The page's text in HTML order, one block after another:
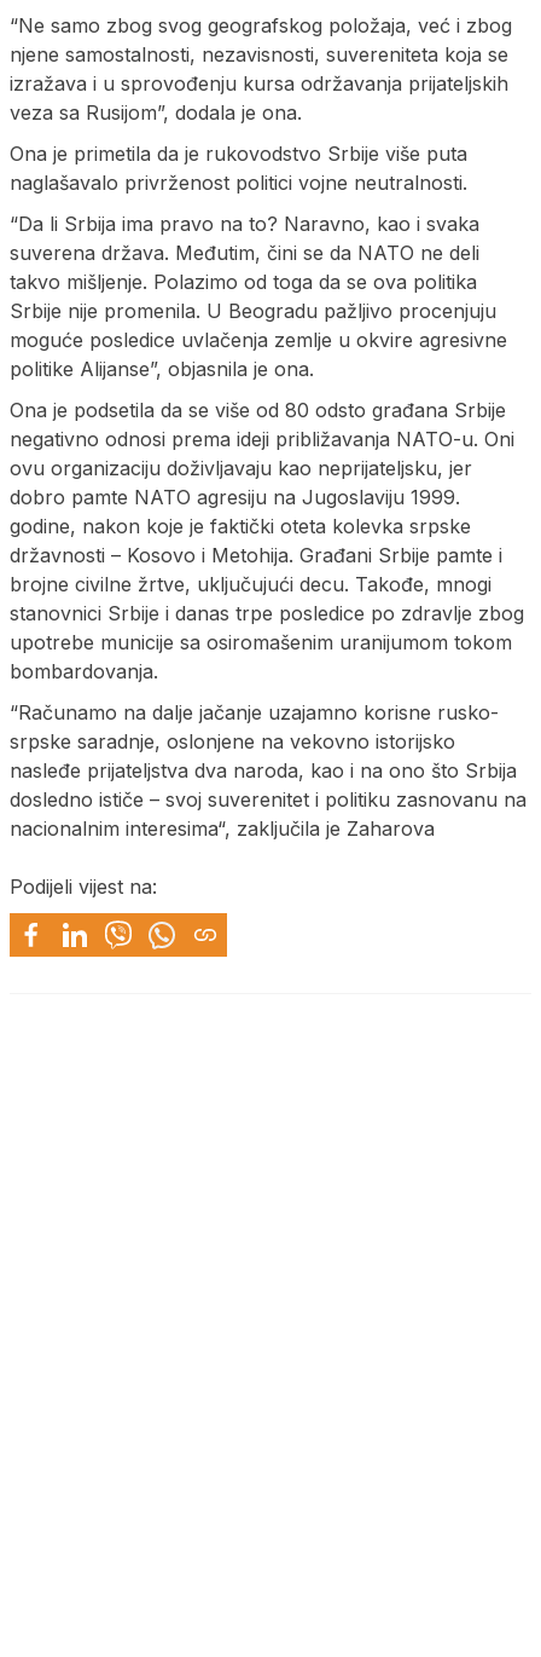
“Ne samo zbog svog geografskog položaja, već i zbog
njene samostalnosti, nezavisnosti, suvereniteta koja se
izražava i u sprovođenju kursa održavanja prijateljskih
veza sa Rusijom”, dodala je ona.
Ona je primetila da je rukovodstvo Srbije više puta
naglašavalo privrženost politici vojne neutralnosti.
“Da li Srbija ima pravo na to? Naravno, kao i svaka
suverena država. Međutim, čini se da NATO ne deli
takvo mišljenje. Polazimo od toga da se ova politika
Srbije nije promenila. U Beogradu pažljivo procenjuju
moguće posledice uvlačenja zemlje u okvire agresivne
politike Alijanse”, objasnila je ona.
Ona je podsetila da se više od 80 odsto građana Srbije
negativno odnosi prema ideji približavanja NATO-u. Oni
ovu organizaciju doživljavaju kao neprijateljsku, jer
dobro pamte NATO agresiju na Jugoslaviju 1999.
godine, nakon koje je faktički oteta kolevka srpske
državnosti – Kosovo i Metohija. Građani Srbije pamte i
brojne civilne žrtve, uključujući decu. Takođe, mnogi
stanovnici Srbije i danas trpe posledice po zdravlje zbog
upotrebe municije sa osiromašenim uranijumom tokom
bombardovanja.
“Računamo na dalje jačanje uzajamno korisne rusko-
srpske saradnje, oslonjene na vekovno istorijsko
nasleđe prijateljstva dva naroda, kao i na ono što Srbija
dosledno ističe – svoj suverenitet i politiku zasnovanu na
nacionalnim interesima“, zaključila je Zaharova
Podijeli vijest na: